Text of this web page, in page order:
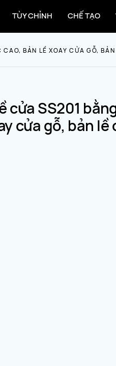
TÙY CHỈNH CHẾ TẠO
BẢN LỀ XOAY CỬA GỖ,
cửa SS201
cửa gỗ, bản